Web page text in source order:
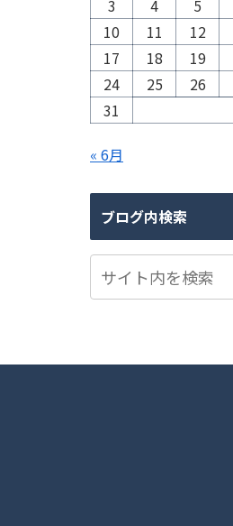
3
4 5
10
11 12
17
18 19
24
25 26
31
« 6月
ブログ内検索